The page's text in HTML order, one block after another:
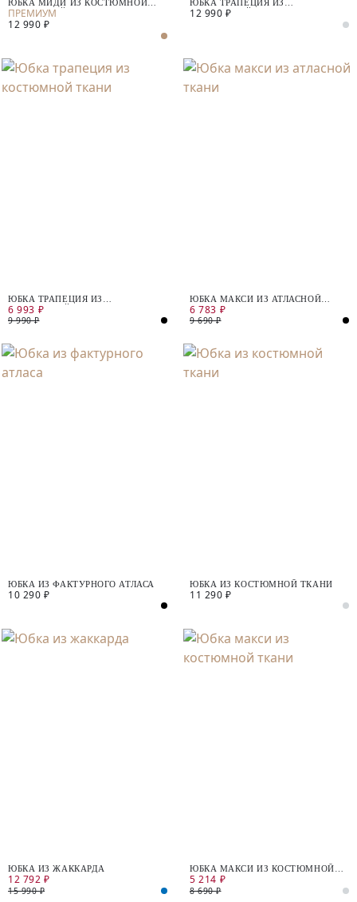
ЮБКА МИДИ ИЗ КОСТЮМНОЙ
ШЕРСТЯНОЙ ТКАНИ
12 990 ₽
ЮБКА ТРАПЕЦИЯ ИЗ
КОСТЮМНОЙ ТКАНИ
12 990 ₽
ЮБКА ТРАПЕЦИЯ ИЗ
КОСТЮМНОЙ ТКАНИ
6 993 ₽
9 990 ₽
ЮБКА МАКСИ ИЗ АТЛАСНОЙ
ТКАНИ
6 783 ₽
9 690 ₽
ЮБКА ИЗ ФАКТУРНОГО АТЛАСА
10 290 ₽
ЮБКА ИЗ КОСТЮМНОЙ ТКАНИ
11 290 ₽
ЮБКА ИЗ ЖАККАРДА
12 792 ₽
15 990 ₽
ЮБКА МАКСИ ИЗ КОСТЮМНОЙ
ТКАНИ
5 214 ₽
8 690 ₽